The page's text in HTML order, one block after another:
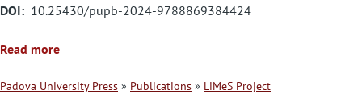
DOI
10.25430/pupb-2024-9788869384424
Read more
Padova University Press Publications LiMeS Project